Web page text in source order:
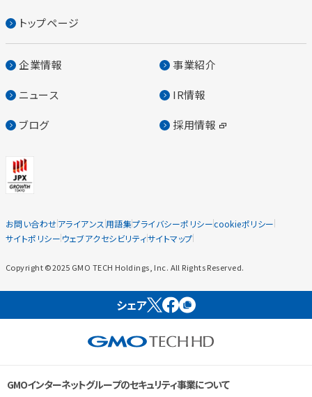
トップページ
企業情報 事業紹介
ニュース IR情報
ブログ 採用情報
お問い合わせアライアンス 用語集プライバシーポリシーcookieポリシー
サイトポリシー ウェブアクセシビリティサイトマップ
Copyright ©2025 GMO TECH Holdings, Inc. All Rights Reserved.
シェア
GMOインターネットグループのセキュリティ事業について